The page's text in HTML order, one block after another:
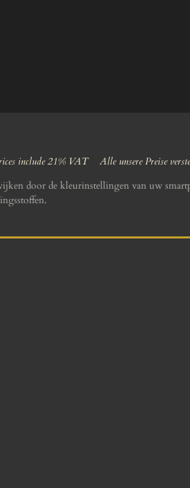
21% VAT Alle unsere Preise
door de kleurinstellingen van uw